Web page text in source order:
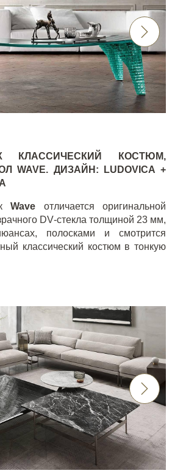
КЛАССИЧЕСКИЙ КОСТЮМ,
WAVE. ДИЗАЙН : LUDOVICA +
Wave
отличается оригинальной
DV-стекла толщиной 23 мм,
полосками и смотрится
классический костюм в тонкую